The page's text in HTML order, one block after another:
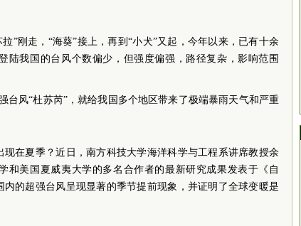
”刚走，“海葵”接上，再到“小犬”又起，今年以来，已有十余
陆我国的台风个数偏少，但强度偏强，路径复杂，影响范围
台风“杜苏芮”，就给我国多个地区带来了极端暴雨天气和严重
在夏季？近日，南方科技大学海洋科学与工程系讲席教授余
和美国夏威夷大学的多名合作者的最新研究成果发表于《自
的超强台风呈现显著的季节提前现象，并证明了全球变暖是